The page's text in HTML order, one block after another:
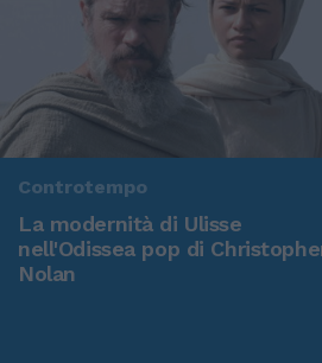
Controtempo
La modernità di Ulisse
nell'Odissea pop di
Nolan